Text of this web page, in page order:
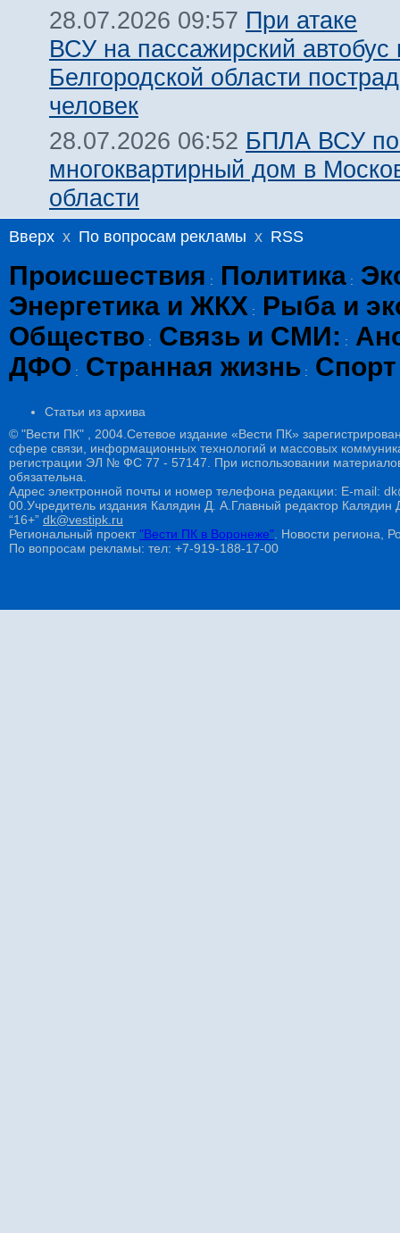
28.07.2026 09:57 При атаке
ВСУ на пассажирский автобус
Белгородской области
человек
28.07.2026 06:52 БПЛА ВСУ
многоквартирный дом в
области
Вверх x По вопросам рекламы x RSS
Происшествия : Политика :
Энергетика и ЖКХ :
Рыба и
Общество : Связь и СМИ: :
ДФО : Странная жизнь : Спорт
Статьи из архива
© "Вести ПК" , 2004.Сетевое издание «Вести ПК»
сфере связи, информационных технологий и массовых
регистрации ЭЛ № ФС 77 - 57147. При использовании
обязательна.
Адрес электронной почты и номер телефона редакции: E-mail:
00.Учредитель издания Калядин Д. А.Главный редактор
“16+” dk@vestipk.ru
Региональный проект"Вести ПК в Воронеже" . Новости региона,
По вопросам рекламы: тел: +7-919-188-17-00